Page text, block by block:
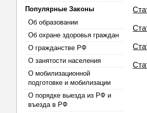
Популярные Законы
Об образовании
Об охране здоровья граждан
О гражданстве РФ
О занятости населения
О мобилизационной
подготовке и мобилизации
О порядке выезда из РФ и
въезда в РФ